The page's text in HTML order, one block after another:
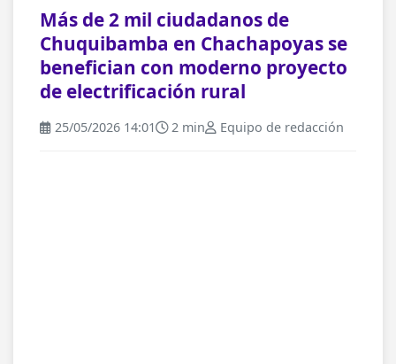
Más de 2 mil ciudadanos de
Chuquibamba en Chachapoyas se
benefician con moderno proyecto
de electrificación rural
25/05/2026 14:01 2 min Equipo de redacción